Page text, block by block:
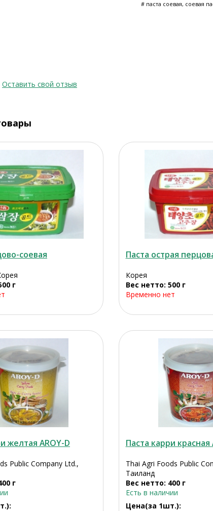
# паста соевая, соевая
Оставить свой отзыв
соевая
г
Паста острая
Корея
Вес нетто: 500 г
Временно нет
желтая AROY-D
Public Company Ltd.,
г
Паста карри красная
Thai Agri Foods Public
Таиланд
Вес нетто: 400 г
Есть в наличии
Цена(за 1шт.):